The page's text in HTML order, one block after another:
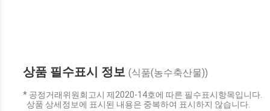
상품 필수표시 정보 (식품(농수축산물))
* 공정거래위원회고시 제2020-14호에 따른 필수표시항목입니다.
상품 상세정보에 표시된 내용은 중복하여 표시하지 않습니다.